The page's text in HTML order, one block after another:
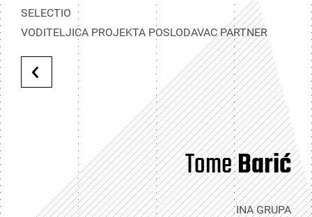
SELECTIO
VODITELJICA PROJEKTA POSLODAVAC PARTNER
TomeBarić
INA GRUPA